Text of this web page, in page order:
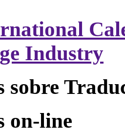
Industry
sobre
on-line